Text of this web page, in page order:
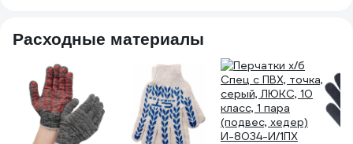
Расходные материалы